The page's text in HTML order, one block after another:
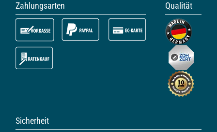
Zahlungsarten Qualität
Sicherheit